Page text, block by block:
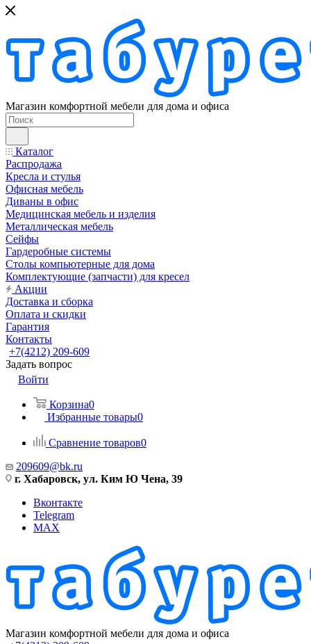
Магазин комфортной мебели для дома и офиса
Каталог
Распродажа
Кресла и стулья
Офисная мебель
Диваны в офис
Медицинская мебель и изделия
Металлическая мебель
Сейфы
Гардеробные системы
Столы компьютерные для дома
Комплектующие (запчасти) для кресел
Акции
Доставка и сборка
Оплата и скидки
Гарантия
Контакты
+7(4212) 209-609
Задать вопрос
Войти
Корзина0
Избранные товары0
Сравнение товаров0
209609@bk.ru
г. Хабаровск, ул. Ким Ю Чена, 39
Вконтакте
Telegram
MAX
Магазин комфортной мебели для дома и офиса